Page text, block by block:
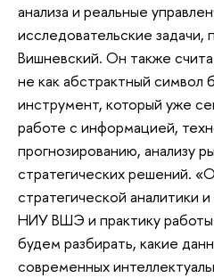
анализа и реальные
исследовательские задачи,
Вишневский. Он также
не как абстрактный символ
инструмент, который уже
работе с информацией,
прогнозированию, анализу
стратегических решений.
стратегической
НИУ ВШЭ и практику
будем разбирать, какие
современных